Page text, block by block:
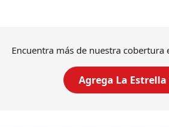
Encuentra más de nuestra
Agrega La